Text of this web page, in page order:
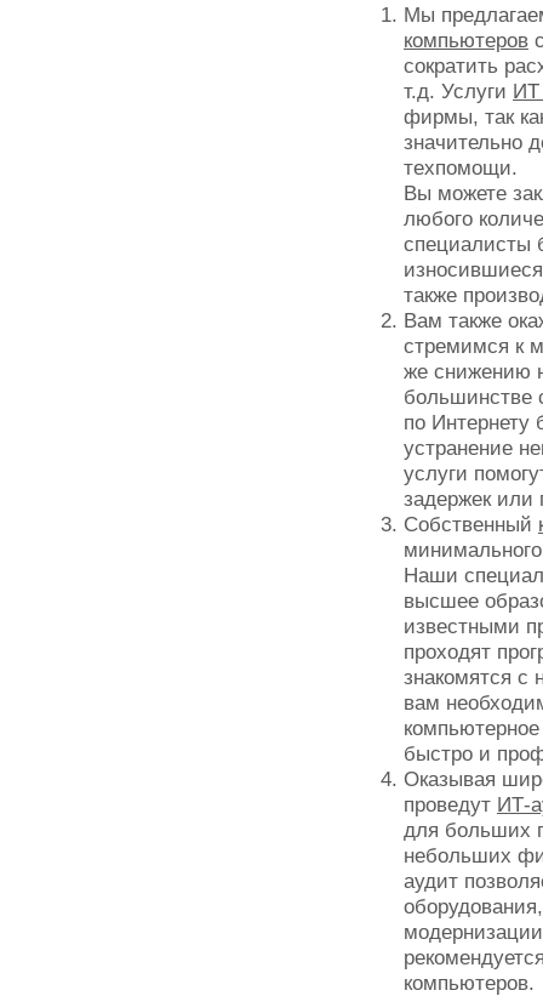
Мы
компьютеров
сократить
т.д. Услуги ИТ
фирмы, так
значительно
техпомощи.
Вы можете
любого
специалисты
также
Вам также
стремимся к
же снижению
большинстве
по Интернету
устранение
услуги
задержек или
Собственный
Наши
высшее
известными
проходят
знакомятся с
вам
быстро и
Оказывая
проведут ИТ-
для больших
небольших
аудит
компьютеров.